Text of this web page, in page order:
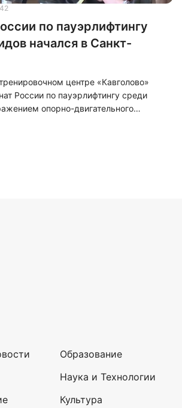
по пауэрлифтингу
начался в Санкт-
центре «Кавголово»
России по пауэрлифтингу среди
опорно-двигательного
Неве проводят в первый раз.&nbsp;
Образование
Наука и Технологии
Культура